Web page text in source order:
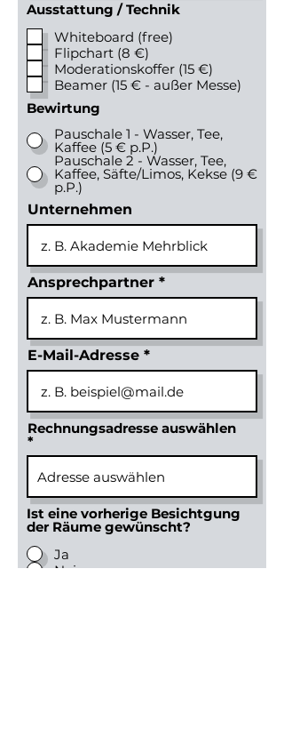
Ausstattung / Technik
Whiteboard (free)
Flipchart (8 €)
Moderationskoffer (15 €)
Beamer (15 € - außer Messe)
Bewirtung
Pauschale 1 - Wasser, Tee,
Kaffee (5 € p.P.)
Pauschale 2 - Wasser, Tee,
Kaffee, Säfte/Limos, Kekse (9 €
p.P.)
Unternehmen
Ansprechpartner
E-Mail-Adresse
Rechnungsadresse auswählen
Ist eine vorherige Besichtgung
der Räume gewünscht?
Ja
Nein